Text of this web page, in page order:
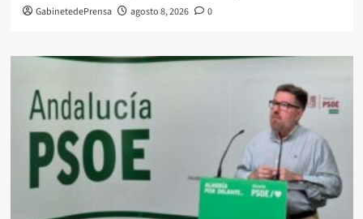
GabinetedePrensa agosto 8, 2026 0